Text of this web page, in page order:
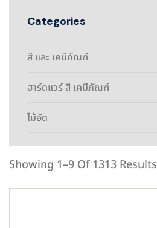
Categories
สี และ เคมีภัณฑ์
ฮาร์ดแวร์ สี เคมีภัณฑ์
ไม้อัด
Showing 1–9 Of 1313 Results